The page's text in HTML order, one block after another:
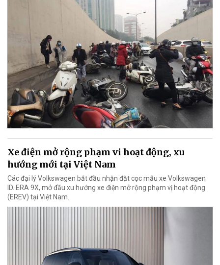
Xe điện mở rộng phạm vi hoạt động, xu
hướng mới tại Việt Nam
Các đại lý Volkswagen bắt đầu nhận đặt cọc mẫu xe Volkswagen
ID. ERA 9X, mở đầu xu hướng xe điện mở rộng phạm vị hoạt động
(EREV) tại Việt Nam.